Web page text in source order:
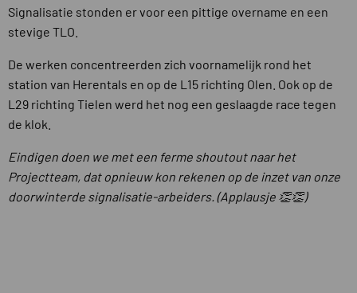
Signalisatie stonden er voor een pittige overname en een
stevige TLO.
De werken concentreerden zich voornamelijk rond het
station van Herentals en op de L15 richting Olen. Ook op de
L29 richting Tielen werd het nog een geslaagde race tegen
de klok.
Eindigen doen we met een ferme shoutout naar het
Projectteam, dat opnieuw kon rekenen op de inzet van onze
doorwinterde signalisatie-arbeiders. (Applausje 👏👏)